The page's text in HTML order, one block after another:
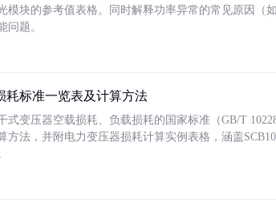
模块的参考值表格。同时解释功率异常的常见原因（
问题。
耗标准一览表及计算方法
式变压器空载损耗、负载损耗的国家标准（GB/T
方法，并附电力变压器损耗计算实例表格，涵盖